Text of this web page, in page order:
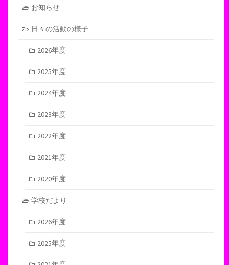
お知らせ
日々の活動の様子
2026年度
2025年度
2024年度
2023年度
2022年度
2021年度
2020年度
学校だより
2026年度
2025年度